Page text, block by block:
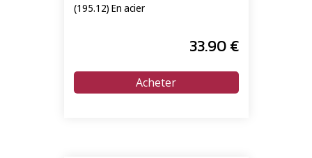
(195.12) En acier
33.90€